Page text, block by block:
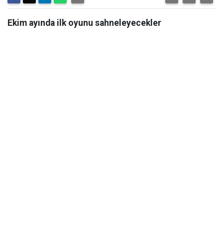
Ekim ayında ilk oyunu sahneleyecekler